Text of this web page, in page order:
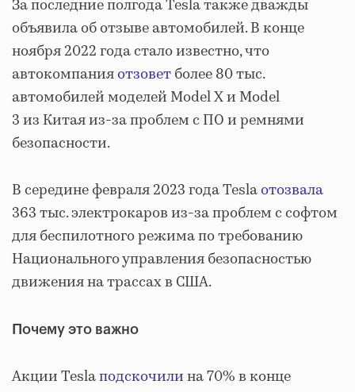
За последние полгода Tesla также дважды
объявила об отзыве автомобилей. В конце
ноября 2022 года стало известно, что
автокомпанияотзоветболее 80 тыс.
автомобилей моделей Model X и Model
3 из Китая из-за проблем с ПО и ремнями
безопасности.
В середине февраля 2023 года Teslaотозвала
363 тыс. электрокаров из-за проблем с софтом
для беспилотного режима по требованию
Национального управления безопасностью
движения на трассах в США.
Почему это важно
Акции Teslaподскочилина 70% в конце